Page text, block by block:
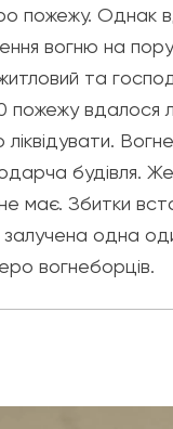
пожежу. Однак
вогню на
та
пожежу вдалося
ліквідувати.
будівля.
має. Збитки
залучена одна
вогнеборців.